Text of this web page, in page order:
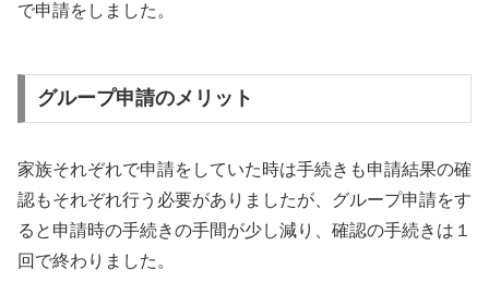
で申請をしました。
グループ申請のメリット
家族それぞれで申請をしていた時は手続きも申請結果の確
認もそれぞれ行う必要がありましたが、グループ申請をす
ると申請時の手続きの手間が少し減り、確認の手続きは１
回で終わりました。